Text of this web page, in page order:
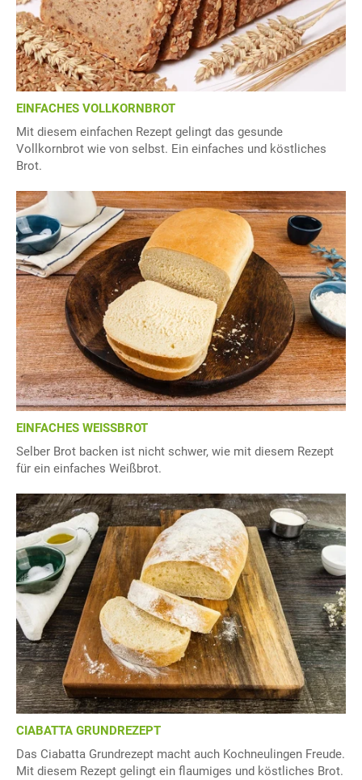
EINFACHES VOLLKORNBROT
Mit diesem einfachen Rezept gelingt das gesunde
Vollkornbrot wie von selbst. Ein einfaches und köstliches
Brot.
EINFACHES WEISSBROT
Selber Brot backen ist nicht schwer, wie mit diesem Rezept
für ein einfaches Weißbrot.
CIABATTA GRUNDREZEPT
Das Ciabatta Grundrezept macht auch Kochneulingen Freude.
Mit diesem Rezept gelingt ein flaumiges und köstliches Brot.